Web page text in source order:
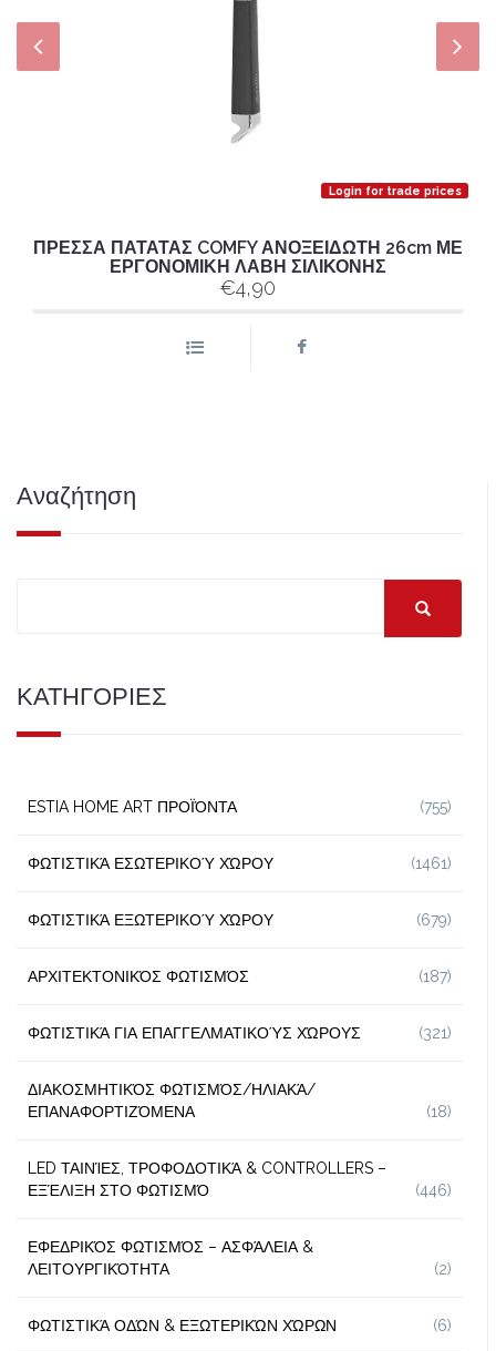
Login for trade prices
ΠΡΕΣΣΑ ΠΑΤΑΤΑΣ COMFY ΑΝΟΞΕΙΔΩΤΗ 26cm ΜΕ
ΕΡΓΟΝΟΜΙΚΗ ΛΑΒΗ ΣΙΛΙΚΟΝΗΣ
€4,90
Αναζήτηση
ΚΑΤΗΓΟΡΙΕΣ
ESTIA HOME ART ΠΡΟΪΌΝΤΑ (755)
ΦΩΤΙΣΤΙΚΆ ΕΣΩΤΕΡΙΚΟΎ ΧΏΡΟΥ (1461)
ΦΩΤΙΣΤΙΚΆ ΕΞΩΤΕΡΙΚΟΎ ΧΏΡΟΥ (679)
ΑΡΧΙΤΕΚΤΟΝΙΚΌΣ ΦΩΤΙΣΜΌΣ (187)
ΦΩΤΙΣΤΙΚΆ ΓΙΑ ΕΠΑΓΓΕΛΜΑΤΙΚΟΎΣ ΧΏΡΟΥΣ (321)
ΔΙΑΚΟΣΜΗΤΙΚΌΣ ΦΩΤΙΣΜΌΣ/ΗΛΙΑΚΆ/
ΕΠΑΝΑΦΟΡΤΙΖΌΜΕΝΑ
(18)
LED ΤΑΙΝΊΕΣ, ΤΡΟΦΟΔΟΤΙΚΆ & CONTROLLERS –
ΕΞΈΛΙΞΗ ΣΤΟ ΦΩΤΙΣΜΌ
(446)
ΕΦΕΔΡΙΚΌΣ ΦΩΤΙΣΜΌΣ – ΑΣΦΆΛΕΙΑ &
ΛΕΙΤΟΥΡΓΙΚΌΤΗΤΑ
(2)
ΦΩΤΙΣΤΙΚΆ ΟΔΏΝ & ΕΞΩΤΕΡΙΚΏΝ ΧΏΡΩΝ (6)